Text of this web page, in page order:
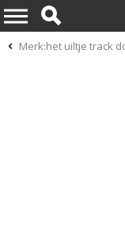
Merk:het uiltje track